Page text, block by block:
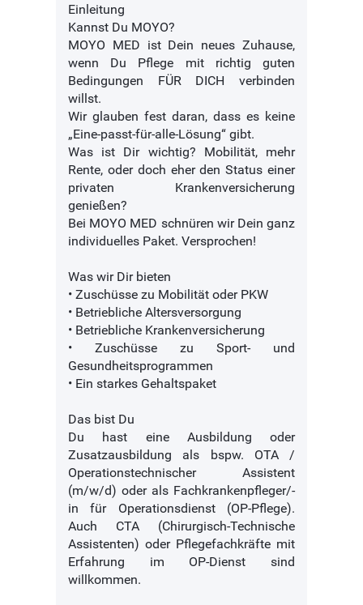
Einleitung
Kannst Du MOYO?
MOYO MED ist Dein neues Zuhause,
wenn Du Pflege mit richtig guten
Bedingungen FÜR DICH verbinden
willst.
Wir glauben fest daran, dass es keine
„Eine-passt-für-alle-Lösung“ gibt.
Was ist Dir wichtig? Mobilität, mehr
Rente, oder doch eher den Status einer
privaten Krankenversicherung
genießen?
Bei MOYO MED schnüren wir Dein ganz
individuelles Paket. Versprochen!
Was wir Dir bieten
• Zuschüsse zu Mobilität oder PKW
• Betriebliche Altersversorgung
• Betriebliche Krankenversicherung
• Zuschüsse zu Sport- und
Gesundheitsprogrammen
• Ein starkes Gehaltspaket
Das bist Du
Du hast eine Ausbildung oder
Zusatzausbildung als bspw. OTA /
Operationstechnischer Assistent
(m/w/d) oder als Fachkrankenpfleger/-
in für Operationsdienst (OP-Pflege).
Auch CTA (Chirurgisch-Technische
Assistenten) oder Pflegefachkräfte mit
Erfahrung im OP-Dienst sind
willkommen.